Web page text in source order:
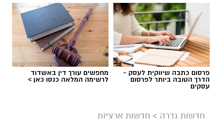
גיוס
במסגרת התפקיד יידרש המועמד להוביל את תחום
פרסום כתבה שיווקית לעסק -
הדרך הטובה ביותר לפרסום
עסקים
מחפשים עורך דין באשדוד
לרשימה המלאה כנסו כאן >
חדשות גדרה > חדשות ארציות